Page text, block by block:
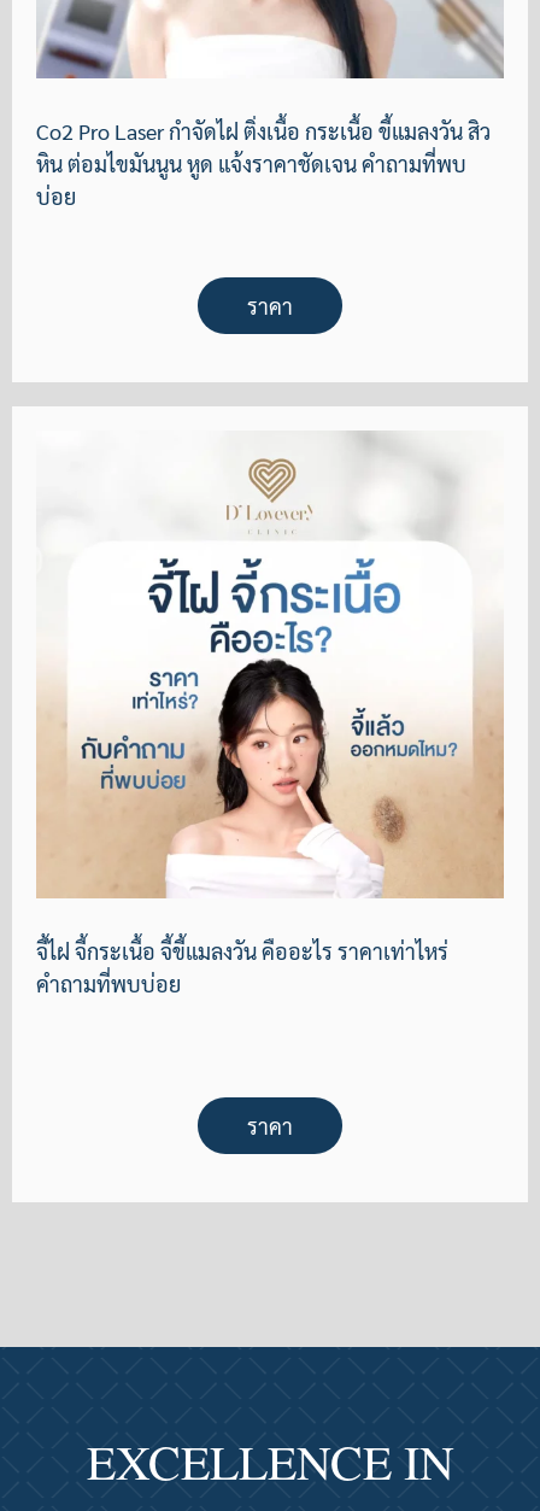
Co2 Pro Laser กำจัดไฝ ติ่งเนื้อ กระเนื้อ ขี้แมลงวัน สิว
หิน ต่อมไขมันนูน หูด แจ้งราคาชัดเจน คำถามที่พบ
บ่อย
ราคา
จี้ไฝ จี้กระเนื้อ จี้ขี้แมลงวัน คืออะไร ราคาเท่าไหร่
คำถามที่พบบ่อย
ราคา
EXCELLENCE IN